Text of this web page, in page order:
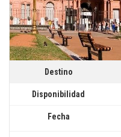
Destino
Disponibilidad
Fecha